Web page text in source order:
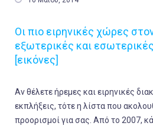
Οι πιο ειρηνικές χώρες
εξωτερικές και
[εικόνες]
Αν θέλετε ήρεμες και ειρηνικές
εκπλήξεις, τότε η λίστα που
προορισμοί για σας. Από το 2007,